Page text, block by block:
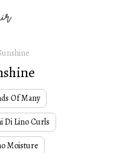
Of Many
Di Lino Curls
Moisture